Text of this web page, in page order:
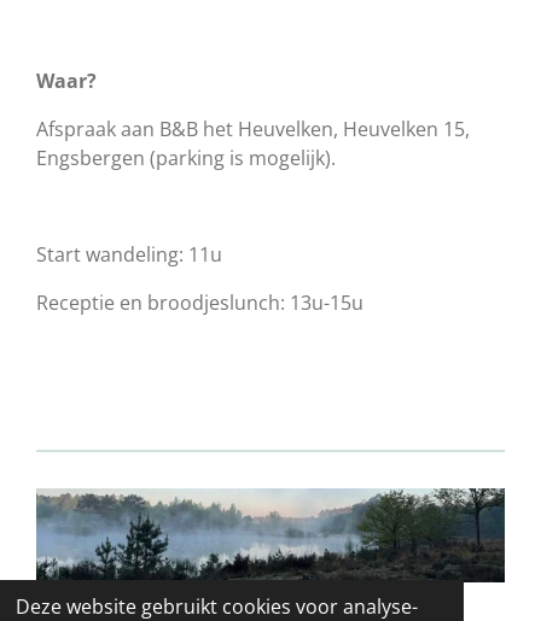
Deze website gebruikt cookies voor analyse-
Waar?
Afspraak aan B&B het Heuvelken, Heuvelken 15,
Engsbergen (parking is mogelijk).
Start wandeling: 11u
Receptie en broodjeslunch: 13u-15u
© 2021 - 2026 Natuurpunt Tessenderlo